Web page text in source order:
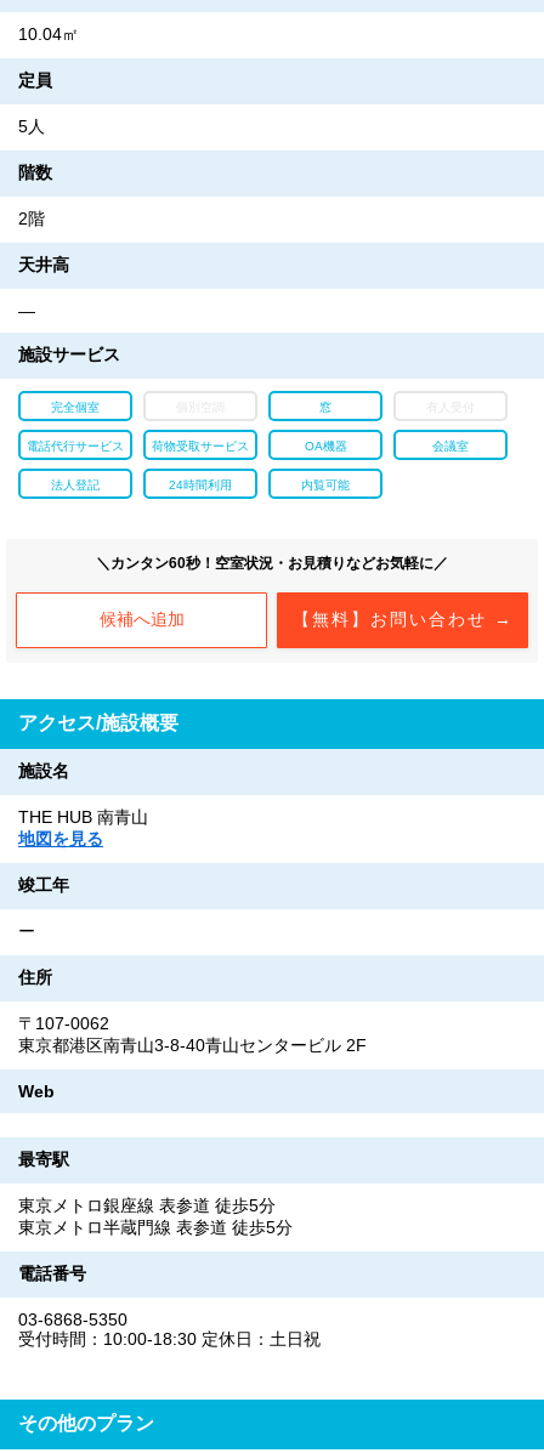
10.04㎡
定員
5人
階数
2階
天井高
―
施設サービス
完全個室 個別空調 窓
電話代行サービス 荷物受取サービス OA機器 会議室
法人登記 24時間利用 内覧可能
＼カンタン60秒！空室状況・お見積りなどお気軽に／
【無料】お問い合わせ →
候補へ追加
アクセス/施設概要
施設名
THE HUB 南青山
地図を見る
竣工年
ー
住所
〒107-0062
東京都港区南青山3-8-40青山センタービル 2F
Web
最寄駅
東京メトロ銀座線 表参道 徒歩5分
東京メトロ半蔵門線 表参道 徒歩5分
電話番号
03-6868-5350
受付時間：10:00-18:30 定休日：土日祝
その他のプラン